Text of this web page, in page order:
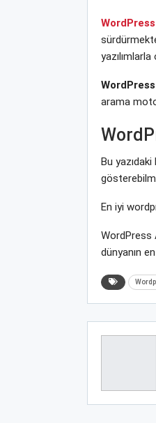
WordPress
arama
Bu
En iyi
WordPress
dünyanın